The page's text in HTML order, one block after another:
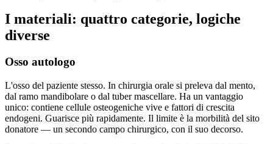
I materiali: quattro categorie, logiche
diverse
Osso autologo
L'osso del paziente stesso. In chirurgia orale si preleva dal mento,
dal ramo mandibolare o dal tuber mascellare. Ha un vantaggio
unico: contiene cellule osteogeniche vive e fattori di crescita
endogeni. Guarisce più rapidamente. Il limite è la morbilità del sito
donatore — un secondo campo chirurgico, con il suo decorso.